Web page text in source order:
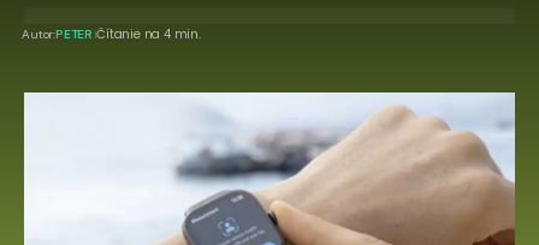
Autor:PETER Čítanie na 4 min.